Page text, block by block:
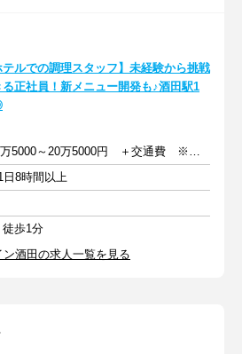
テルでの調理スタッフ】未経験から挑戦
る正社員！新メニュー開発も♪酒田駅1
月給19万5000～20万5000円 ＋交通費 ※賞与・各種手当あり
日8時間以上
歩1分
酒田の求人一覧を見る